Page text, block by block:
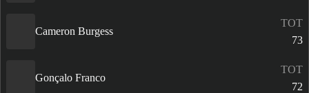
Cameron Burgess
TOT
73
Gonçalo Franco
TOT
72